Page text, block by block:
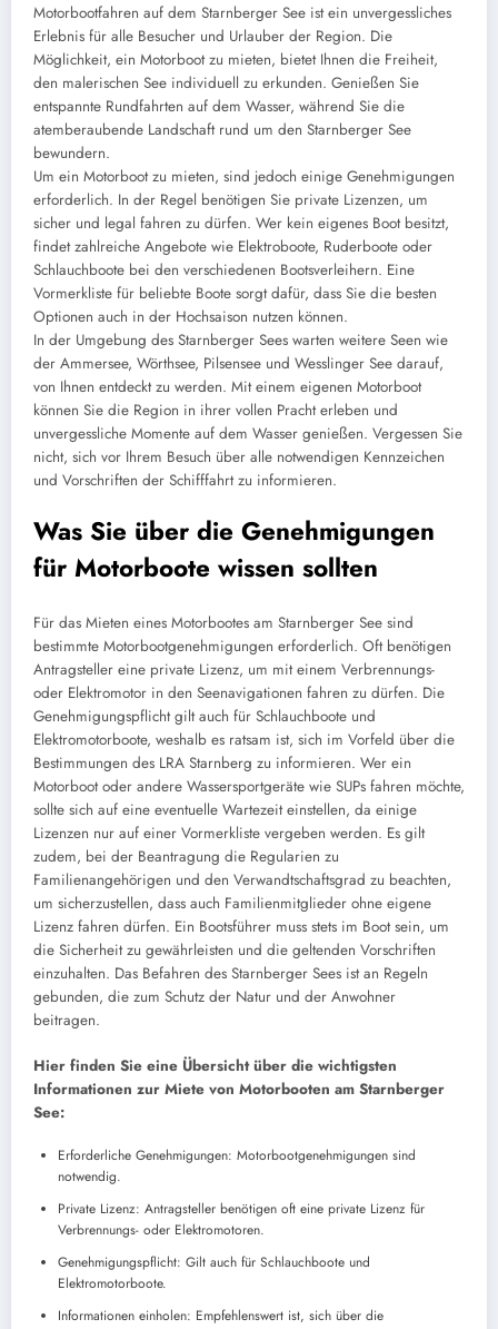
Motorbootfahren auf dem Starnberger See ist ein unvergessliches
Erlebnis für alle Besucher und Urlauber der Region. Die
Möglichkeit, ein Motorboot zu mieten, bietet Ihnen die Freiheit,
den malerischen See individuell zu erkunden. Genießen Sie
entspannte Rundfahrten auf dem Wasser, während Sie die
atemberaubende Landschaft rund um den Starnberger See
bewundern.
Um ein Motorboot zu mieten, sind jedoch einige Genehmigungen
erforderlich. In der Regel benötigen Sie private Lizenzen, um
sicher und legal fahren zu dürfen. Wer kein eigenes Boot besitzt,
findet zahlreiche Angebote wie Elektroboote, Ruderboote oder
Schlauchboote bei den verschiedenen Bootsverleihern. Eine
Vormerkliste für beliebte Boote sorgt dafür, dass Sie die besten
Optionen auch in der Hochsaison nutzen können.
In der Umgebung des Starnberger Sees warten weitere Seen wie
der Ammersee, Wörthsee, Pilsensee und Wesslinger See darauf,
von Ihnen entdeckt zu werden. Mit einem eigenen Motorboot
können Sie die Region in ihrer vollen Pracht erleben und
unvergessliche Momente auf dem Wasser genießen. Vergessen Sie
nicht, sich vor Ihrem Besuch über alle notwendigen Kennzeichen
und Vorschriften der Schifffahrt zu informieren.
Was Sie über die Genehmigungen
für Motorboote wissen sollten
Für das Mieten eines Motorbootes am Starnberger See sind
bestimmte Motorbootgenehmigungen erforderlich. Oft benötigen
Antragsteller eine private Lizenz, um mit einem Verbrennungs-
oder Elektromotor in den Seenavigationen fahren zu dürfen. Die
Genehmigungspflicht gilt auch für Schlauchboote und
Elektromotorboote, weshalb es ratsam ist, sich im Vorfeld über die
Bestimmungen des LRA Starnberg zu informieren. Wer ein
Motorboot oder andere Wassersportgeräte wie SUPs fahren möchte,
sollte sich auf eine eventuelle Wartezeit einstellen, da einige
Lizenzen nur auf einer Vormerkliste vergeben werden. Es gilt
zudem, bei der Beantragung die Regularien zu
Familienangehörigen und den Verwandtschaftsgrad zu beachten,
um sicherzustellen, dass auch Familienmitglieder ohne eigene
Lizenz fahren dürfen. Ein Bootsführer muss stets im Boot sein, um
die Sicherheit zu gewährleisten und die geltenden Vorschriften
einzuhalten. Das Befahren des Starnberger Sees ist an Regeln
gebunden, die zum Schutz der Natur und der Anwohner
beitragen.
Hier finden Sie eine Übersicht über die wichtigsten
Informationen zur Miete von Motorbooten am Starnberger
See:
Erforderliche Genehmigungen: Motorbootgenehmigungen sind
notwendig.
Private Lizenz: Antragsteller benötigen oft eine private Lizenz für
Verbrennungs- oder Elektromotoren.
Genehmigungspflicht: Gilt auch für Schlauchboote und
Elektromotorboote.
Informationen einholen: Empfehlenswert ist, sich über die